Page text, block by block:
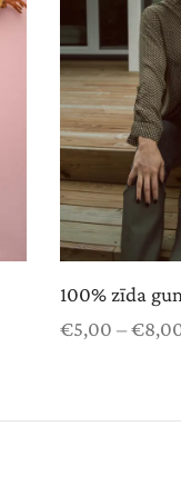
100% zīda
€5,00 –€